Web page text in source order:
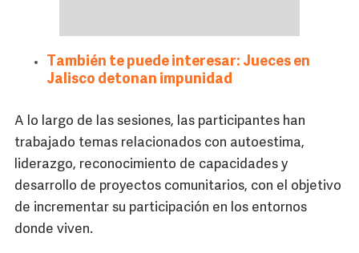
También te puede interesar: Jueces en
Jalisco detonan impunidad
A lo largo de las sesiones, las participantes han
trabajado temas relacionados con autoestima,
liderazgo, reconocimiento de capacidades y
desarrollo de proyectos comunitarios, con el objetivo
de incrementar su participación en los entornos
donde viven.